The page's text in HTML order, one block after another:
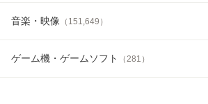
音楽・映像 （ 151,649 ）
ゲーム機・ゲームソフト （281 ）